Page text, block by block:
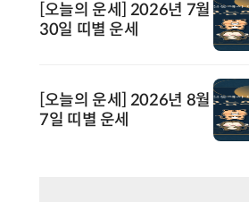
[오늘의 운세] 2026년 7월
30일 띠별 운세
[오늘의 운세] 2026년 8월
7일 띠별 운세